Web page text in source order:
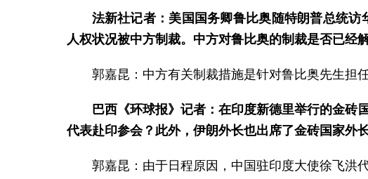
法新社记者：美国国务卿鲁比奥随特朗普总统
人权状况被中方制裁。中方对鲁比奥的制裁是否已经
郭嘉昆：中方有关制裁措施是针对鲁比奥先生担
巴西《环球报》记者：在印度新德里举行的金砖
代表赴印参会？此外，伊朗外长也出席了金砖国家外
郭嘉昆：由于日程原因，中国驻印度大使徐飞洪